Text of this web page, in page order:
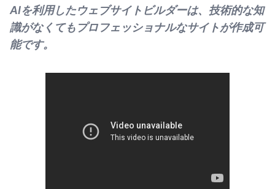
AIを利用したウェブサイトビルダーは、技術的な知
識がなくてもプロフェッショナルなサイトが作成可
能です。